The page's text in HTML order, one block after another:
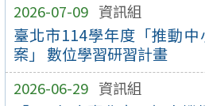
2026-07-09 資訊組
臺北市114學年度「推動
案」 數位學習研習計畫
2026-06-29 資訊組